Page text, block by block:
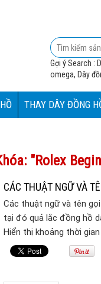
Gợi ý Search :
omega, Dây
THAY DÂY ĐỒNG
"Rolex
CÁC THUẬT NGỮ VÀ
Các thuật ngữ và tên
tại đó quả lắc đồng hồ
Hiển thị khoảng thời